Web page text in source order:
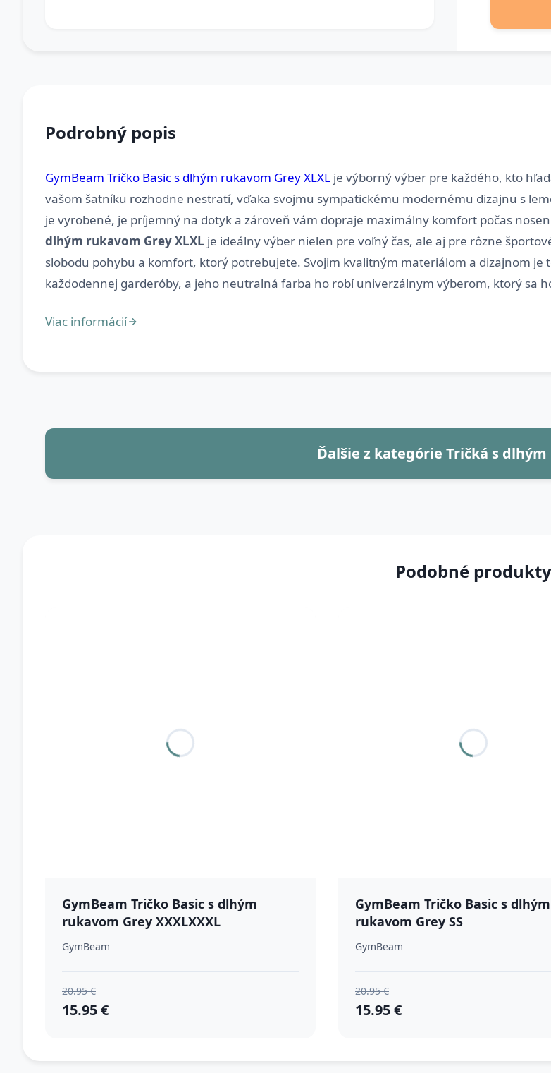
Podrobný popis
GymBeam Tričko Basic s dlhým rukavom Grey XLXL je výborný výber pre každého, kto
vašom šatníku rozhodne nestratí, vďaka svojmu sympatickému modernému dizajnu s
je vyrobené, je príjemný na dotyk a zároveň vám dopraje maximálny komfort počas
dlhým rukavom Grey XLXL je ideálny výber nielen pre voľný čas, ale aj pre rôzne
slobodu pohybu a komfort, ktorý potrebujete. Svojim kvalitným materiálom a dizajnom je
Ďalšie z kategórie Tričká s
Podobné produkty
GymBeam Tričko Basic s dlhým
rukavom Grey XXXLXXXL
GymBeam
20.95 €
15.95 €
GymBeam Tričko Basic s dlhým
rukavom Grey SS
GymBeam
20.95 €
15.95 €